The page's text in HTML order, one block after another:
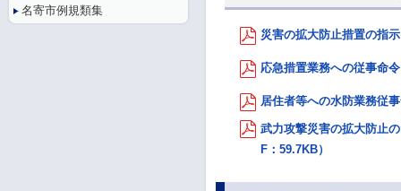
災害の拡大防止措置の指
応急措置業務への従事命
居住者等への水防業務従
武力攻撃災害の拡大防止
F：59.7KB）
名寄市例規類集